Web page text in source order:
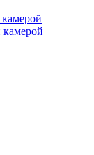
камерой